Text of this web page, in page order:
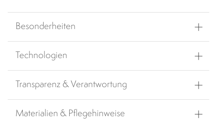
Besonderheiten
Technologien
Transparenz & Verantwortung
Materialien & Pflegehinweise